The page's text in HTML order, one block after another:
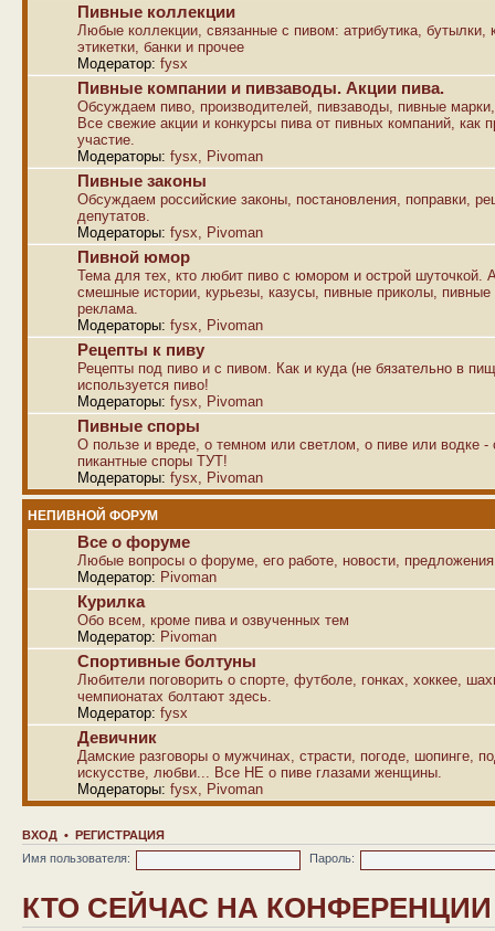
Пивные коллекции
Любые коллекции, связанные с пивом: атрибутика, бутылки,
этикетки, банки и прочее
Модератор: fysx
Пивные компании и пивзаводы. Акции пива.
Обсуждаем пиво, производителей, пивзаводы, пивные
Все свежие акции и конкурсы пива от пивных компаний, как
участие.
Модераторы: fysx Pivoman
Пивные законы
Обсуждаем российские законы, постановления, поправки,
депутатов.
Модераторы: fysx Pivoman
Пивной юмор
Тема для тех, кто любит пиво с юмором и острой шуточкой.
смешные истории, курьезы, казусы, пивные приколы,
реклама.
Модераторы: fysx Pivoman
Рецепты к пиву
Рецепты под пиво и с пивом. Как и куда (не бязательно в
используется пиво!
Модераторы: fysx Pivoman
Пивные споры
О пользе и вреде, о темном или светлом, о пиве или водке -
пикантные споры ТУТ!
Модераторы: fysx Pivoman
НЕПИВНОЙ ФОРУМ
Все о форуме
Любые вопросы о форуме, его работе, новости,
Модератор: Pivoman
Курилка
Обо всем, кроме пива и озвученных тем
Модератор: Pivoman
Спортивные болтуны
Любители поговорить о спорте, футболе, гонках, хоккее,
чемпионатах болтают здесь.
Модератор: fysx
Девичник
Дамские разговоры о мужчинах, страсти, погоде, шопинге,
искусстве, любви... Все НЕ о пиве глазами женщины.
Модераторы: fysx Pivoman
ВХОД • РЕГИСТРАЦИЯ
Имя пользователя:
Пароль:
КТО СЕЙЧАС НА КОНФЕРЕНЦИИ